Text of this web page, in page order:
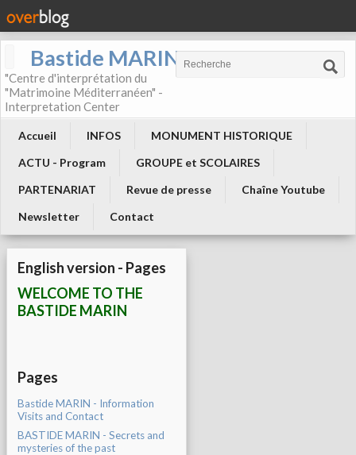
Bastide MARIN
"Centre d'interprétation du
"Matrimoine Méditerranéen" -
Interpretation Center
Accueil INFOS
MONUMENT HISTORIQUE
ACTU - Program
GROUPE et SCOLAIRES
PARTENARIAT
Revue de presse
Chaîne Youtube
Newsletter
Contact
English version - Pages
WELCOME TO THE
BASTIDE MARIN
Pages
Bastide MARIN - Information
Visits and Contact
BASTIDE MARIN - Secrets and
mysteries of the past